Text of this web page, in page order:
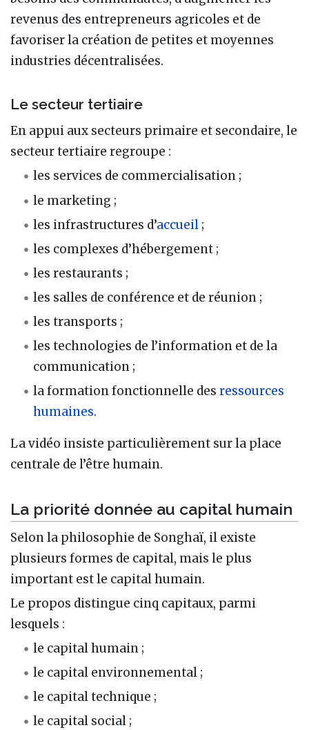
revenus des entrepreneurs agricoles et de
favoriser la création de petites et moyennes
industries décentralisées.
Le secteur tertiaire
En appui aux secteurs primaire et secondaire, le
secteur tertiaire regroupe :
les services de commercialisation ;
le marketing ;
les infrastructures d’accueil ;
les complexes d’hébergement ;
les restaurants ;
les salles de conférence et de réunion ;
les transports ;
les technologies de l’information et de la
communication ;
la formation fonctionnelle desressources
humaines.
La vidéo insiste particulièrement sur la place
centrale de l’être humain.
La priorité donnée au capital humain
Selon la philosophie de Songhaï, il existe
plusieurs formes de capital, mais le plus
important est le capital humain.
Le propos distingue cinq capitaux, parmi
lesquels :
le capital humain ;
le capital environnemental ;
le capital technique ;
le capital social ;